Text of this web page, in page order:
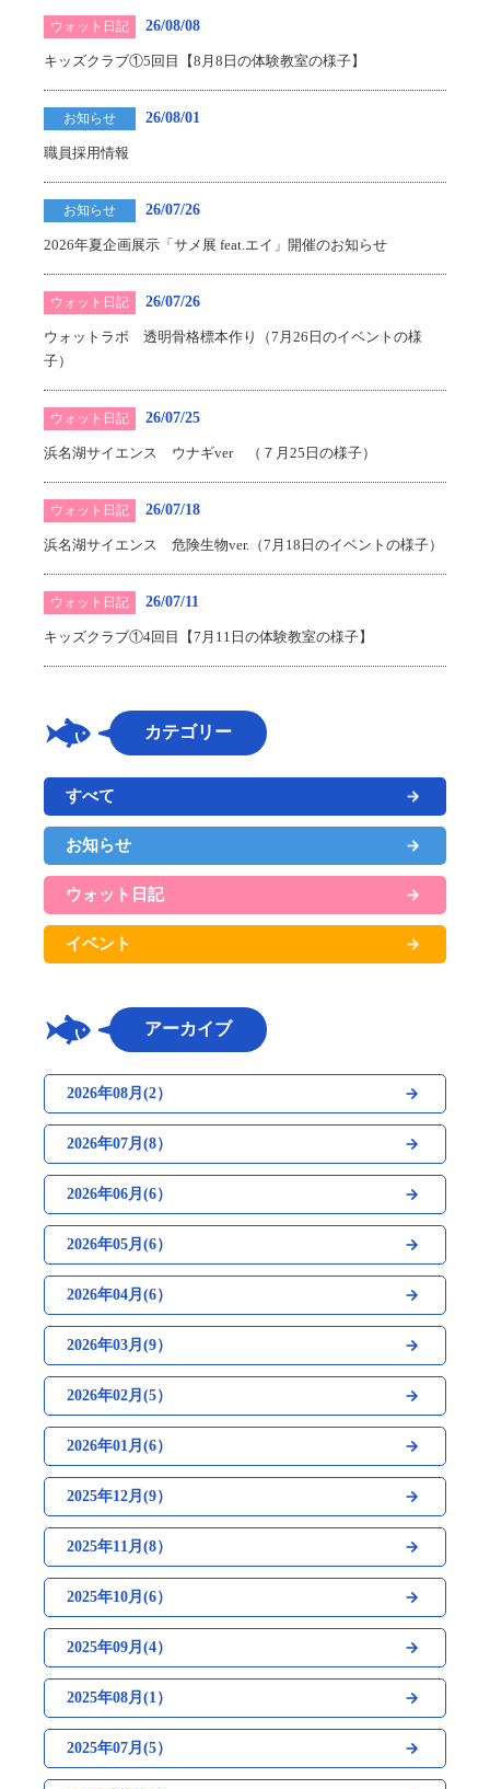
ウォット日記 26/08/08
キッズクラブ①5回目【8月8日の体験教室の様子】
お知らせ 26/08/01
職員採用情報
お知らせ 26/07/26
2026年夏企画展示「サメ展 feat.エイ」開催のお知らせ
ウォット日記 26/07/26
ウォットラボ 透明骨格標本作り（7月26日のイベントの様
子）
ウォット日記 26/07/25
浜名湖サイエンス ウナギver （７月25日の様子）
ウォット日記 26/07/18
浜名湖サイエンス 危険生物ver.（7月18日のイベントの様子）
ウォット日記 26/07/11
キッズクラブ①4回目【7月11日の体験教室の様子】
カテゴリー
すべて
お知らせ
ウォット日記
イベント
アーカイブ
2026年08月(2）
2026年07月(8）
2026年06月(6）
2026年05月(6）
2026年04月(6）
2026年03月(9）
2026年02月(5）
2026年01月(6）
2025年12月(9）
2025年11月(8）
2025年10月(6）
2025年09月(4）
2025年08月(1）
2025年07月(5）